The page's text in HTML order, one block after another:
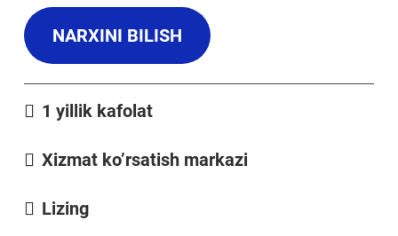
NARXINI BILISH
1 yillik kafolat
Xizmat ko’rsatish markazi
Lizing